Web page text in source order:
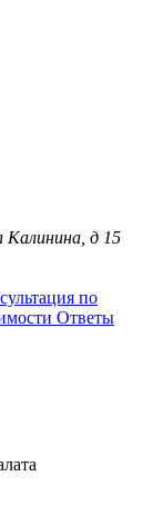
Калинина, д 15
по
Ответы